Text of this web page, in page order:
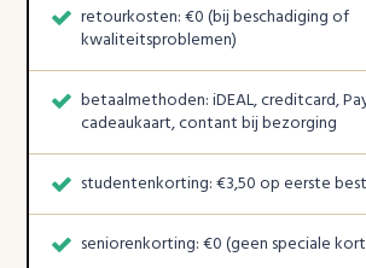
retourkosten: €0 (bij beschadiging of
kwaliteitsproblemen)
betaalmethoden: iDEAL, creditcard,
cadeaukaart, contant bij bezorging
studentenkorting: €3,50 op eerste
seniorenkorting: €0 (geen speciale